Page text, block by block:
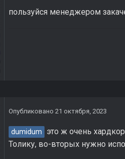
пользуйся менеджером
Опубликовано 21 октября, 2023
dumidum
это ж очень
Толику, во-вторых нужно